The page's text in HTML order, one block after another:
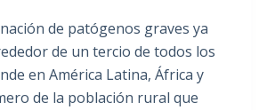
de patógenos graves ya
de un tercio de todos los
en América Latina, África y
de la población rural que